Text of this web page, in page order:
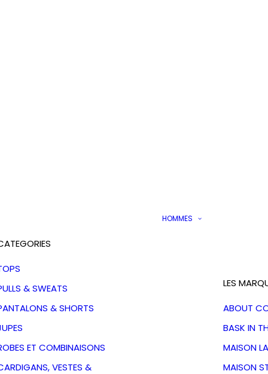
& SWEATS
& SHORTS
ET COMBINAISONS
VESTES &
HOMMES
LES
ABOUT
BASK IN
MAISON
MAISON